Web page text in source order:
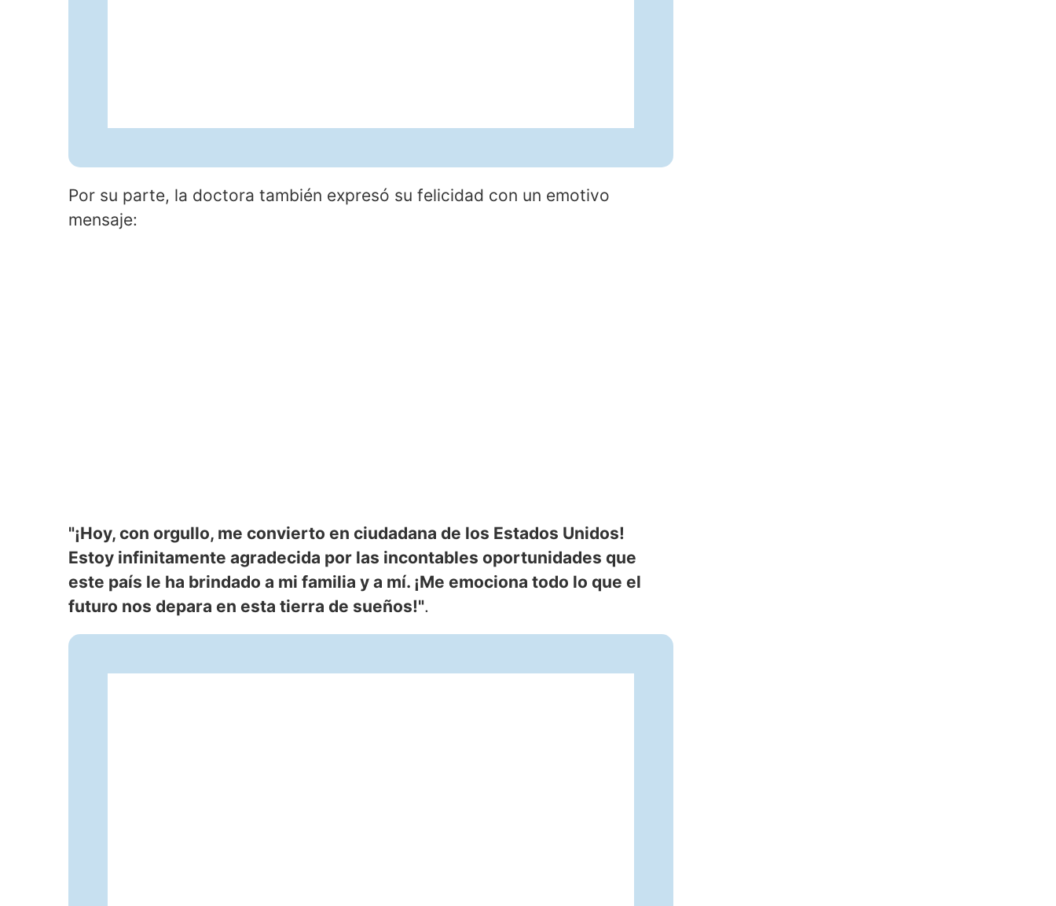
Por su parte, la doctora también expresó su felicidad con un emotivo
mensaje:
"¡Hoy, con orgullo, me convierto en ciudadana de los Estados Unidos!
Estoy infinitamente agradecida por las incontables oportunidades que
este país le ha brindado a mi familia y a mí. ¡Me emociona todo lo que el
futuro nos depara en esta tierra de sueños!".